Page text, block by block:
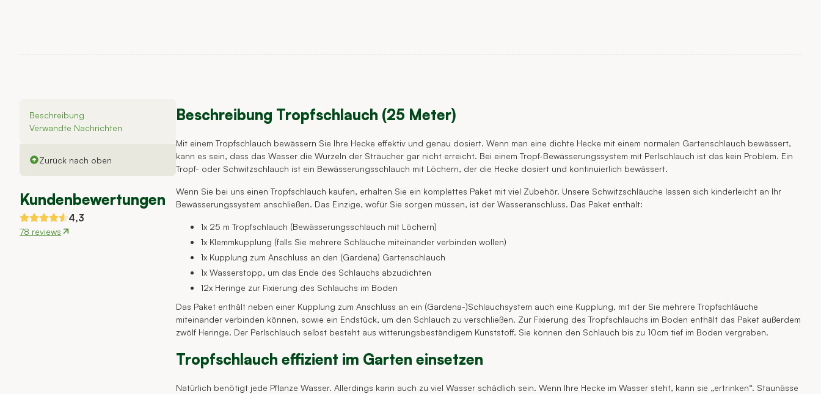
Beschreibung
Verwandte Nachrichten
Zurück nach oben
Kundenbewertungen
4,3
78 reviews
Beschreibung Tropfschlauch (25 Meter)
Mit einem Tropfschlauch bewässern Sie Ihre Hecke effektiv und genau dosiert. Wenn man eine dichte Hecke mit einem normalen Gartenschlauch bewässert,
kann es sein, dass das Wasser die Wurzeln der Sträucher gar nicht erreicht. Bei einem Tropf-Bewässerungssystem mit Perlschlauch ist das kein Problem. Ein
Tropf- oder Schwitzschlauch ist ein Bewässerungsschlauch mit Löchern, der die Hecke dosiert und kontinuierlich bewässert.
Wenn Sie bei uns einen Tropfschlauch kaufen, erhalten Sie ein komplettes Paket mit viel Zubehör. Unsere Schwitzschläuche lassen sich kinderleicht an Ihr
Bewässerungssystem anschließen. Das Einzige, wofür Sie sorgen müssen, ist der Wasseranschluss. Das Paket enthält:
1x 25 m Tropfschlauch (Bewässerungsschlauch mit Löchern)
1x Klemmkupplung (falls Sie mehrere Schläuche miteinander verbinden wollen)
1x Kupplung zum Anschluss an den (Gardena) Gartenschlauch
1x Wasserstopp, um das Ende des Schlauchs abzudichten
12x Heringe zur Fixierung des Schlauchs im Boden
Das Paket enthält neben einer Kupplung zum Anschluss an ein (Gardena-)Schlauchsystem auch eine Kupplung, mit der Sie mehrere Tropfschläuche
miteinander verbinden können, sowie ein Endstück, um den Schlauch zu verschließen. Zur Fixierung des Tropfschlauchs im Boden enthält das Paket außerdem
zwölf Heringe. Der Perlschlauch selbst besteht aus witterungsbeständigem Kunststoff. Sie können den Schlauch bis zu 10cm tief im Boden vergraben.
Tropfschlauch effizient im Garten einsetzen
Natürlich benötigt jede Pflanze Wasser. Allerdings kann auch zu viel Wasser schädlich sein. Wenn Ihre Hecke im Wasser steht, kann sie „ertrinken“. Staunässe